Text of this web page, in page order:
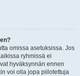
omissa asetuksissa. Jos
ryhmissä ei
hyväksynnän ennen
voi olla jopa piilotettuja